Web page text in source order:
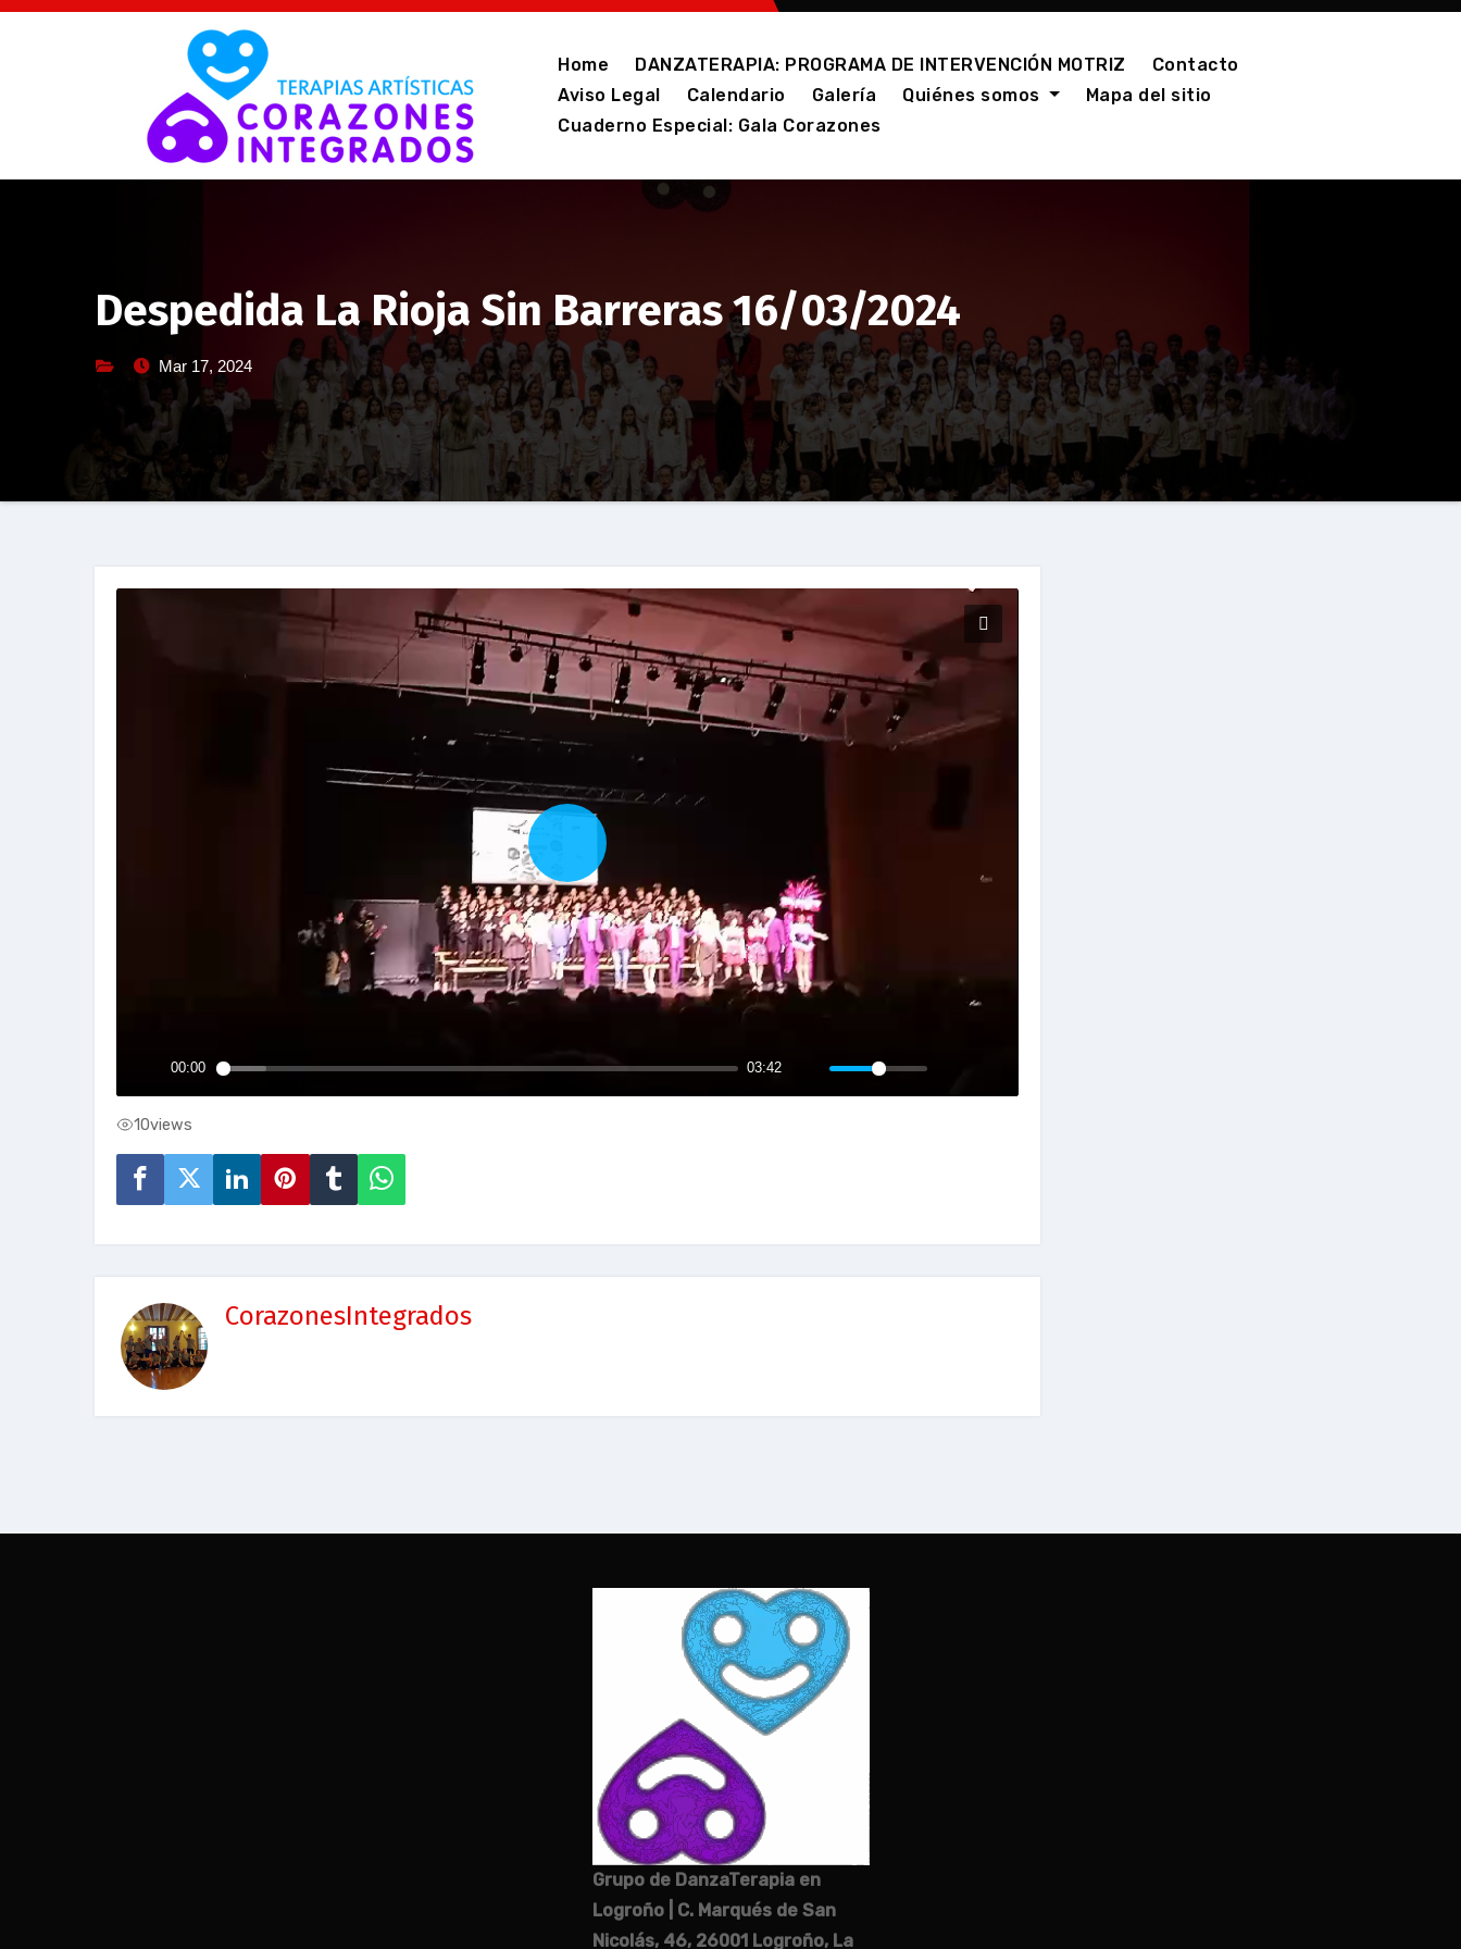
Saltar
Home DANZATERAPIA: PROGRAMA DE INTERVENCIÓN MOTRIZ
Contacto
Aviso Legal
Calendario Galería Quiénes somos
Mapa del sitio
Cuaderno Especial: Gala Corazones
Despedida La Rioja Sin Barreras 16/03/2024
Mar 17, 2024
10views
CorazonesIntegrados
Grupo de DanzaTerapia en
Logroño | C. Marqués de San
Nicolás, 46, 26001 Logroño, La